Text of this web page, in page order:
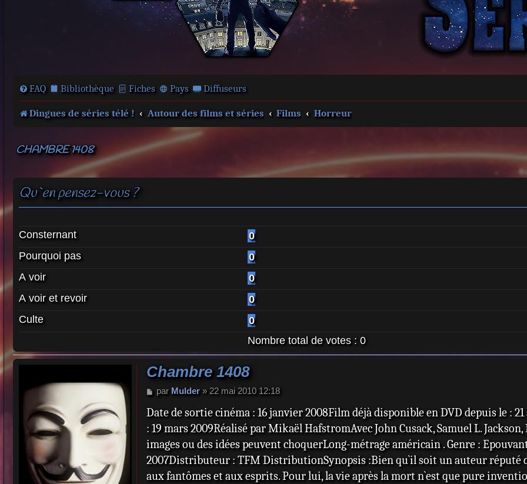
FAQ Bibliothèque Fiches Pays Diffuseurs
Dingues de séries télé ! Autour des films et séries Films Horreur
CHAMBRE 1408
Qu`en pensez-vous ?
Consternant 0
Pourquoi pas
0
A voir
0
A voir et revoir
0
Culte
0
Nombre total de votes : 0
Chambre 1408
M
s
s
a
g
e
par Mulder» 22 mai 2010 12:18
Date de sortie cinéma : 16 janvier 2008Film déjà disponible en DVD depuis le :
: 19 mars 2009Réalisé par Mikaël HafstromAvec John Cusack, Samuel L.
images ou des idées peuvent choquerLong-métrage américain . Genre :
2007Distributeur : TFM DistributionSynopsis :Bien qu`il soit un auteur réputé
aux fantômes et aux esprits. Pour lui, la vie après la mort n`est que pure